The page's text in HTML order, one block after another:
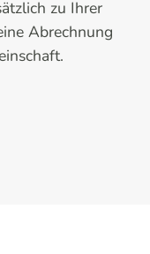
zu Ihrer
Abrechnung